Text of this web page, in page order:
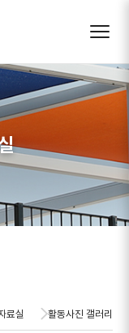
료실 활동사진 갤러리